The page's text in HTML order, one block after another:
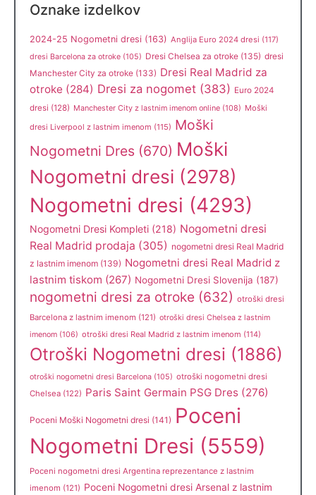
Oznake izdelkov
2024-25 Nogometni dresi (163) Anglija Euro 2024 dresi (117)
dresi Barcelona za otroke (105) Dresi Chelsea za otroke (135) dresi
Manchester City za otroke (133) Dresi Real Madrid za
otroke (284) Dresi za nogomet (383) Euro 2024
dresi (128) Manchester City z lastnim imenom online (108) Moški
dresi Liverpool z lastnim imenom (115) Moški
Nogometni Dres (670) Moški
Nogometni dresi (2978)
Nogometni dresi (4293)
Nogometni Dresi Kompleti (218) Nogometni dresi
Real Madrid prodaja (305) nogometni dresi Real Madrid
z lastnim imenom (139) Nogometni dresi Real Madrid z
lastnim tiskom (267) Nogometni Dresi Slovenija (187)
nogometni dresi za otroke (632) otroški dresi
Barcelona z lastnim imenom (121) otroški dresi Chelsea z lastnim
imenom (106) otroški dresi Real Madrid z lastnim imenom (114)
Otroški Nogometni dresi (1886)
otroški nogometni dresi Barcelona (105) otroški nogometni dresi
Chelsea (122) Paris Saint Germain PSG Dres (276)
Poceni Moški Nogometni dresi (141) Poceni
Nogometni Dresi (5559)
Poceni nogometni dresi Argentina reprezentance z lastnim
imenom (121) Poceni Nogometni dresi Arsenal z lastnim